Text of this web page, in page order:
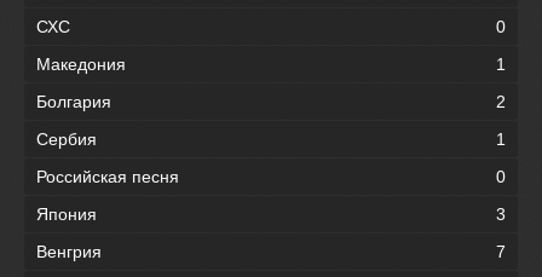
СХС
0
Македония
1
Болгария
2
Сербия
1
Российская песня
0
Япония
3
Венгрия
7